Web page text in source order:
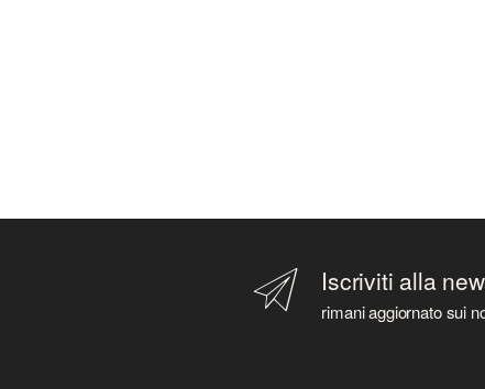
Iscriviti alla
rimani aggiornato sui